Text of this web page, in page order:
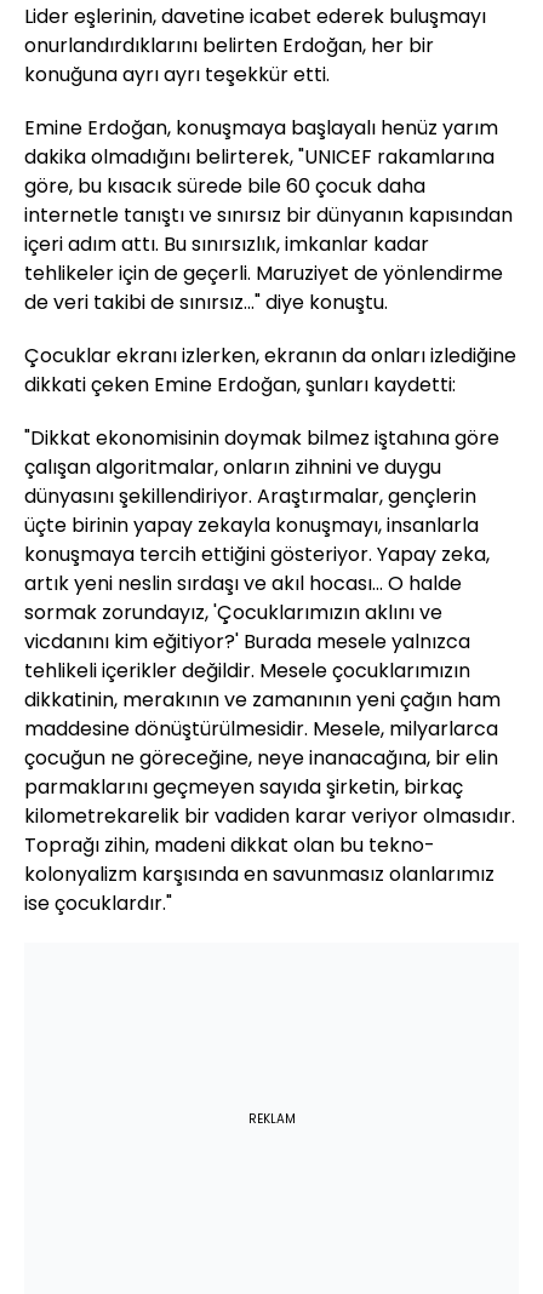
Lider eşlerinin, davetine icabet ederek buluşmayı
onurlandırdıklarını belirten Erdoğan, her bir
konuğuna ayrı ayrı teşekkür etti.
Emine Erdoğan, konuşmaya başlayalı henüz yarım
dakika olmadığını belirterek, "UNICEF rakamlarına
göre, bu kısacık sürede bile 60 çocuk daha
internetle tanıştı ve sınırsız bir dünyanın kapısından
içeri adım attı. Bu sınırsızlık, imkanlar kadar
tehlikeler için de geçerli. Maruziyet de yönlendirme
de veri takibi de sınırsız..." diye konuştu.
Çocuklar ekranı izlerken, ekranın da onları izlediğine
dikkati çeken Emine Erdoğan, şunları kaydetti:
"Dikkat ekonomisinin doymak bilmez iştahına göre
çalışan algoritmalar, onların zihnini ve duygu
dünyasını şekillendiriyor. Araştırmalar, gençlerin
üçte birinin yapay zekayla konuşmayı, insanlarla
konuşmaya tercih ettiğini gösteriyor. Yapay zeka,
artık yeni neslin sırdaşı ve akıl hocası... O halde
sormak zorundayız, 'Çocuklarımızın aklını ve
vicdanını kim eğitiyor?' Burada mesele yalnızca
tehlikeli içerikler değildir. Mesele çocuklarımızın
dikkatinin, merakının ve zamanının yeni çağın ham
maddesine dönüştürülmesidir. Mesele, milyarlarca
çocuğun ne göreceğine, neye inanacağına, bir elin
parmaklarını geçmeyen sayıda şirketin, birkaç
kilometrekarelik bir vadiden karar veriyor olmasıdır.
Toprağı zihin, madeni dikkat olan bu tekno-
kolonyalizm karşısında en savunmasız olanlarımız
ise çocuklardır."
REKLAM